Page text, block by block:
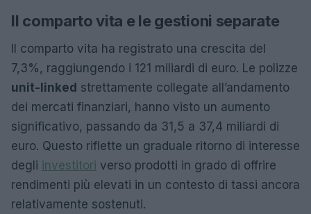
Il comparto vita e le gestioni separate
Il comparto vita ha registrato una crescita del
7,3%, raggiungendo i 121 miliardi di euro. Le polizze
unit-linked strettamente collegate all’andamento
dei mercati finanziari, hanno visto un aumento
significativo, passando da 31,5 a 37,4 miliardi di
euro. Questo riflette un graduale ritorno di interesse
degli investitori verso prodotti in grado di offrire
rendimenti più elevati in un contesto di tassi ancora
relativamente sostenuti.